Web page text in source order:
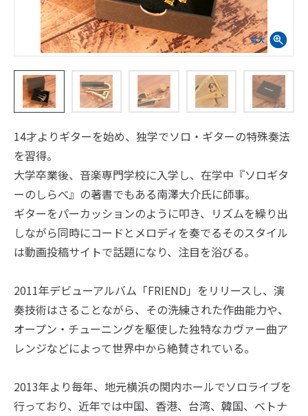
14才よりギターを始め、独学でソロ・ギターの特殊奏法
を習得。
大学卒業後、音楽専門学校に入学し、在学中『ソロギタ
ーのしらべ』の著書でもある南澤大介氏に師事。
ギターをパーカッションのように叩き、リズムを繰り出
しながら同時にコードとメロディを奏でるそのスタイル
は動画投稿サイトで話題になり、注目を浴びる。
2011年デビューアルバム「FRIEND」をリリースし、演
奏技術はさることながら、その洗練された作曲能力や、
オープン・チューニングを駆使した独特なカヴァー曲ア
レンジなどによって世界中から絶賛されている。
2013年より毎年、地元横浜の関内ホールでソロライブを
行っており、近年では中国、香港、台湾、韓国、ベトナ